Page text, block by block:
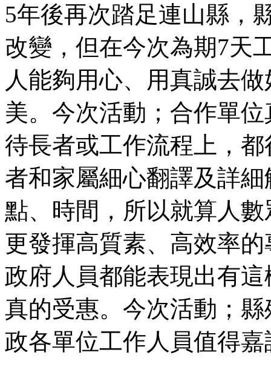
5年後再次踏足連山縣，
改變，但在今次為期7天
人能夠用心、用真誠去
美。今次活動；合作單
待長者或工作流程上，
者和家屬細心翻譯及詳
點、時間，所以就算人
更發揮高質素、高效率
政府人員都能表現出有
真的受惠。今次活動；
政各單位工作人員值得嘉